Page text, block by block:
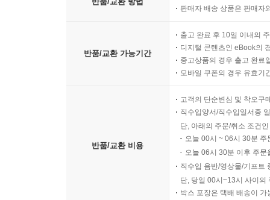
판매자 배송 상품은 판매자
반품/교환 가능기간
출고 완료 후 10일 이내의
디지털 콘텐츠인 eBook의
중고상품의 경우 출고 완료
모바일 쿠폰의 경우 유효기
반품/교환 비용
고객의 단순변심 및 착오구
직수입양서/직수입일서중
단, 아래의 주문/취소 조건
오늘 00시 ~ 06시 30분
오늘 06시 30분 이후 주
직수입 음반/영상물/기프트
단, 당일 00시~13시 사이의
박스 포장은 택배 배송이